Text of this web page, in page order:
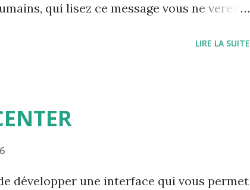
qui lisez ce message vous ne verez
LIRE LA SUITE
développer une interface qui vous permet